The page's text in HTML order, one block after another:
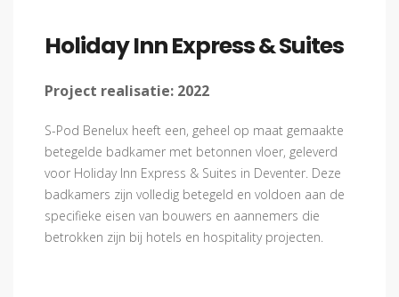
Holiday Inn Express & Suites
Project realisatie: 2022
S-Pod Benelux heeft een, geheel op maat gemaakte
betegelde badkamer met betonnen vloer, geleverd
voor Holiday Inn Express & Suites in Deventer. Deze
badkamers zijn volledig betegeld en voldoen aan de
specifieke eisen van bouwers en aannemers die
betrokken zijn bij hotels en hospitality projecten.